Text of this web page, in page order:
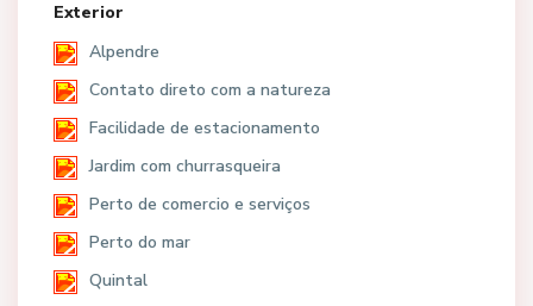
Exterior
Alpendre
Contato direto com a natureza
Facilidade de estacionamento
Jardim com churrasqueira
Perto de comercio e serviços
Perto do mar
Quintal